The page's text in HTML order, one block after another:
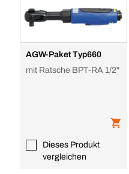
AGW-Paket Typ660
mit Ratsche BPT-RA 1/2"
Dieses Produkt
vergleichen